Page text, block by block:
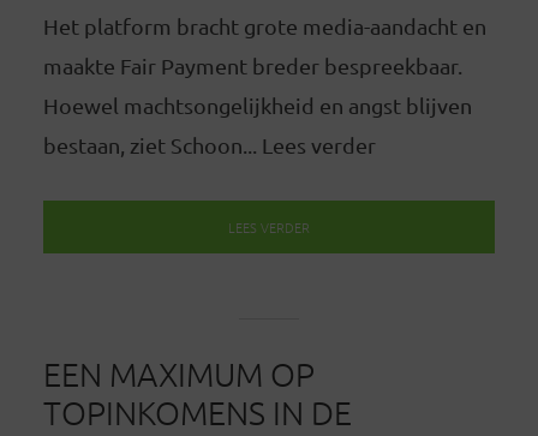
Het platform bracht grote media-aandacht en
maakte Fair Payment breder bespreekbaar.
Hoewel machtsongelijkheid en angst blijven
bestaan, ziet Schoon... Lees verder
LEES VERDER
EEN MAXIMUM OP
TOPINKOMENS IN DE